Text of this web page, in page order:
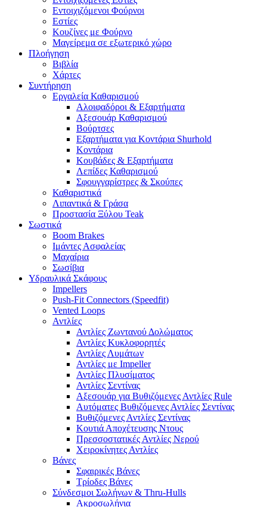
Εντοιχιζόμενοι Φούρνοι
Εστίες
Κουζίνες με Φούρνο
Μαγείρεμα σε εξωτερικό χώρο
Πλοήγηση
Βιβλία
Χάρτες
Συντήρηση
Εργαλεία Καθαρισμού
Αλοιφαδόροι & Εξαρτήματα
Αξεσουάρ Καθαρισμού
Βούρτσες
Εξαρτήματα για Κοντάρια Shurhold
Κοντάρια
Κουβάδες & Εξαρτήματα
Λεπίδες Καθαρισμού
Σφουγγαρίστρες & Σκούπες
Καθαριστικά
Λιπαντικά & Γράσα
Προστασία Ξύλου Teak
Σωστικά
Boom Brakes
Ιμάντες Ασφαλείας
Μαχαίρια
Σωσίβια
Υδραυλικά Σκάφους
Impellers
Push-Fit Connectors (Speedfit)
Vented Loops
Αντλίες
Αντλίες Ζωντανού Δολώματος
Αντλίες Κυκλοφορητές
Αντλίες Λυμάτων
Αντλίες με Impeller
Αντλίες Πλυσίματος
Αντλίες Σεντίνας
Αξεσουάρ για Βυθιζόμενες Αντλίες Rule
Αυτόματες Βυθιζόμενες Αντλίες Σεντίνας
Βυθιζόμενες Αντλίες Σεντίνας
Κουτιά Αποχέτευσης Ντους
Πρεσσοστατικές Αντλίες Νερού
Χειροκίνητες Αντλίες
Βάνες
Σφαιρικές Βάνες
Τρίοδες Βάνες
Σύνδεσμοι Σωλήνων & Thru-Hulls
Ακροσωλήνια